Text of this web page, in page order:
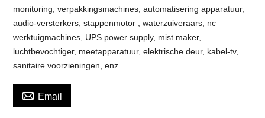
monitoring, verpakkingsmachines, automatisering apparatuur,
audio-versterkers, stappenmotor , waterzuiveraars, nc
werktuigmachines, UPS power supply, mist maker,
luchtbevochtiger, meetapparatuur, elektrische deur, kabel-tv,
sanitaire voorzieningen, enz.
 Email